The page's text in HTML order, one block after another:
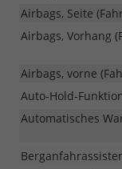
Airbags, Seite
Airbags, Vorhang
Airbags, vorne
Auto-Hold-
Automatisches